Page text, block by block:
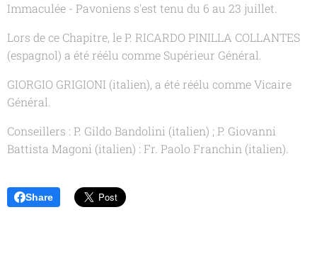
Immaculée - Pavoniens s'est tenu du 6 au 23 juillet.
Lors de ce Chapitre, le P. RICARDO PINILLA COLLANTES
(espagnol) a été réélu comme Supérieur Général.
GIORGIO GRIGIONI (italien), a été réélu comme Vicaire
Général.
Conseillers : P. Gildo Bandolini (italien) ; P. Giovanni
Battista Magoni (italien) : Fr. Paolo Franchin (italien).
Share